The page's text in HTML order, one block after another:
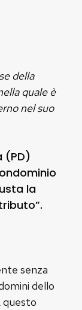
della
quale è
nel suo
(PD)
la
senza
dello
questo